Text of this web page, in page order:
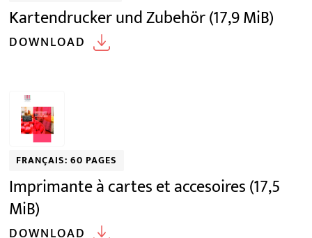
Kartendrucker und Zubehör(17,9 MiB)
DOWNLOAD
FRANÇAIS: 60 PAGES
Imprimante à cartes et accesoires(17,5
MiB)
DOWNLOAD